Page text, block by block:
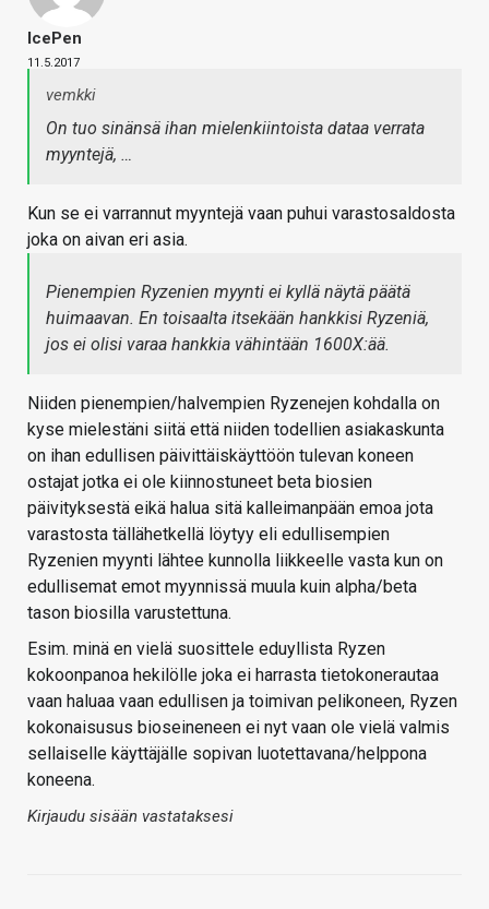
IcePen
11.5.2017
vemkki
On tuo sinänsä ihan mielenkiintoista dataa verrata
myyntejä, …
Kun se ei varrannut myyntejä vaan puhui varastosaldosta
joka on aivan eri asia.
Pienempien Ryzenien myynti ei kyllä näytä päätä
huimaavan. En toisaalta itsekään hankkisi Ryzeniä,
jos ei olisi varaa hankkia vähintään 1600X:ää.
Niiden pienempien/halvempien Ryzenejen kohdalla on
kyse mielestäni siitä että niiden todellien asiakaskunta
on ihan edullisen päivittäiskäyttöön tulevan koneen
ostajat jotka ei ole kiinnostuneet beta biosien
päivityksestä eikä halua sitä kalleimanpään emoa jota
varastosta tällähetkellä löytyy eli edullisempien
Ryzenien myynti lähtee kunnolla liikkeelle vasta kun on
edullisemat emot myynnissä muula kuin alpha/beta
tason biosilla varustettuna.
Esim. minä en vielä suosittele eduyllista Ryzen
kokoonpanoa hekilölle joka ei harrasta tietokonerautaa
vaan haluaa vaan edullisen ja toimivan pelikoneen, Ryzen
kokonaisusus bioseineneen ei nyt vaan ole vielä valmis
sellaiselle käyttäjälle sopivan luotettavana/helppona
koneena.
Kirjaudu sisään vastataksesi